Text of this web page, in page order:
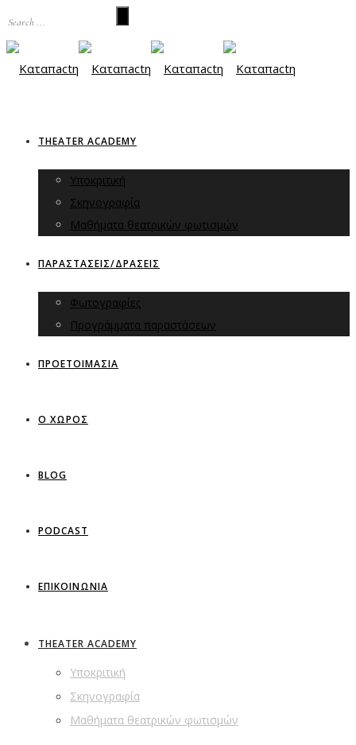
THEATER ACADEMY
Υποκριτική
Σκηνογραφία
Μαθήματα θεατρικών φωτισμών
ΠΑΡΑΣΤΑΣΕΙΣ/ΔΡΑΣΕΙΣ
Φωτογραφίες
Προγράμματα παραστάσεων
ΠΡΟΕΤΟΙΜΑΣΙΑ
Ο ΧΩΡΟΣ
BLOG
PODCAST
ΕΠΙΚΟΙΝΩΝΙΑ
THEATER ACADEMY
Υποκριτική
Σκηνογραφία
Μαθήματα θεατρικών φωτισμών